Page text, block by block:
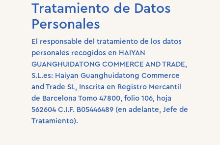
Tratamiento de Datos
Personales
El responsable del tratamiento de los datos
personales recogidos en HAIYAN
GUANGHUIDATONG COMMERCE AND TRADE,
S.L.es: Haiyan Guanghuidatong Commerce
and Trade SL, Inscrita en Registro Mercantil
de Barcelona Tomo 47800, folio 106, hoja
562604 C.I.F. B05446489 (en adelante, Jefe de
Tratamiento).